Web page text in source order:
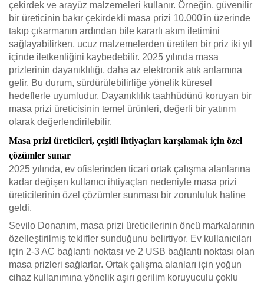
çekirdek ve arayüz malzemeleri kullanır. Örneğin, güvenilir
bir üreticinin bakır çekirdekli masa prizi 10.000'in üzerinde
takıp çıkarmanın ardından bile kararlı akım iletimini
sağlayabilirken, ucuz malzemelerden üretilen bir priz iki yıl
içinde iletkenliğini kaybedebilir. 2025 yılında masa
prizlerinin dayanıklılığı, daha az elektronik atık anlamına
gelir. Bu durum, sürdürülebilirliğe yönelik küresel
hedeflerle uyumludur. Dayanıklılık taahhüdünü koruyan bir
masa prizi üreticisinin temel ürünleri, değerli bir yatırım
olarak değerlendirilebilir.
Masa prizi üreticileri, çeşitli ihtiyaçları karşılamak için özel
çözümler sunar
2025 yılında, ev ofislerinden ticari ortak çalışma alanlarına
kadar değişen kullanıcı ihtiyaçları nedeniyle masa prizi
üreticilerinin özel çözümler sunması bir zorunluluk haline
geldi.
Sevilo Donanım, masa prizi üreticilerinin öncü markalarının
özelleştirilmiş teklifler sunduğunu belirtiyor. Ev kullanıcıları
için 2-3 AC bağlantı noktası ve 2 USB bağlantı noktası olan
masa prizleri sağlarlar. Ortak çalışma alanları için yoğun
cihaz kullanımına yönelik aşırı gerilim koruyuculu çoklu